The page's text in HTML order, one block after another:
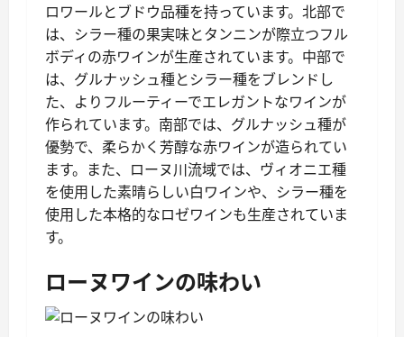
ロワールとブドウ品種を持っています。北部で
は、シラー種の果実味とタンニンが際立つフル
ボディの赤ワインが生産されています。中部で
は、グルナッシュ種とシラー種をブレンドし
た、よりフルーティーでエレガントなワインが
作られています。南部では、グルナッシュ種が
優勢で、柔らかく芳醇な赤ワインが造られてい
ます。また、ローヌ川流域では、ヴィオニエ種
を使用した素晴らしい白ワインや、シラー種を
使用した本格的なロゼワインも生産されていま
す。
ローヌワインの味わい